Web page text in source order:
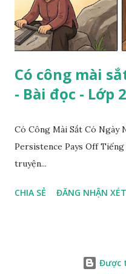
Có công mài
- Bài đọc - Lớp 2
Có Công Mài Sắt Có Ngày
Persistence Pays Off
truyện...
CHIA SẺ ĐĂNG NHẬN XÉT
Được